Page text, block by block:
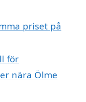
priset på
för
nära Ölme